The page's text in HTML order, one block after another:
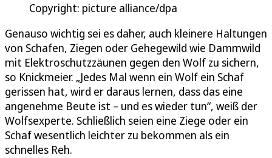
Copyright: picture alliance/dpa
Genauso wichtig sei es daher, auch kleinere Haltungen
von Schafen, Ziegen oder Gehegewild wie Dammwild
mit Elektroschutzzäunen gegen den Wolf zu sichern,
so Knickmeier. „Jedes Mal wenn ein Wolf ein Schaf
gerissen hat, wird er daraus lernen, dass das eine
angenehme Beute ist – und es wieder tun“, weiß der
Wolfsexperte. Schließlich seien eine Ziege oder ein
Schaf wesentlich leichter zu bekommen als ein
schnelles Reh.